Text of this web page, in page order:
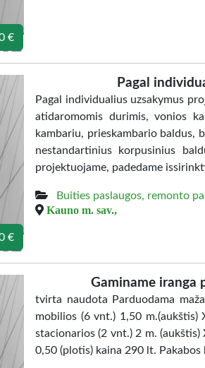
€
€
Pagal
Pagal individualius uzsakymus
atidaromomis durimis, vonios
kambariu, prieskambario baldus,
nestandartinius korpusinius
projektuojame, padedame
Buities paslaugos, remonto
Kauno m. sav.,
Gaminame iranga
tvirta naudota Parduodama
mobilios (6 vnt.) 1,50
stacionarios (2 vnt.) 2 m.
0,50 (plotis) kaina 290 lt.